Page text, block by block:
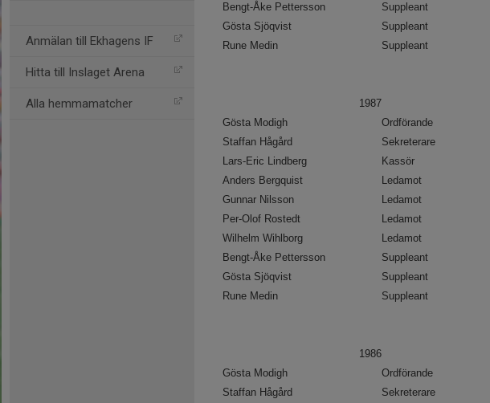
Anmälan till Ekhagens IF
Hitta till Inslaget Arena
Alla hemmamatcher
Bengt-Åke Pettersson
Suppleant
Gösta Sjöqvist
Suppleant
Rune Medin
Suppleant
1987
Gösta Modigh
Ordförande
Staffan Hågård
Sekreterare
Lars-Eric Lindberg
Kassör
Anders Bergquist
Ledamot
Gunnar Nilsson
Ledamot
Per-Olof Rostedt
Ledamot
Wilhelm Wihlborg
Ledamot
Bengt-Åke Pettersson
Suppleant
Gösta Sjöqvist
Suppleant
Rune Medin
Suppleant
1986
Gösta Modigh
Ordförande
Staffan Hågård
Sekreterare